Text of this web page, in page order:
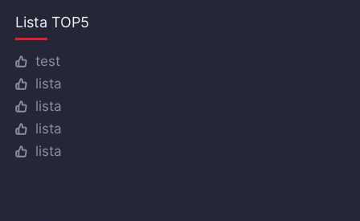
Lista TOP5
test
lista
lista
lista
lista